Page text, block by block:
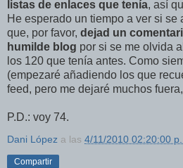
listas de enlaces que tenía, así
He esperado un tiempo a ver si se
que, por favor, dejad un
humilde blog por si se me olvida
los 120 que tenía antes. Como
(empezaré añadiendo los que
feed, pero me dejaré muchos
P.D.: voy 74.
Dani López a las 4/11/2010 02:20:00
Compartir